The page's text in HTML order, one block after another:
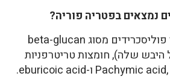
נמצאים בפטריה פוריה?
הפוריה מכילה בעיקר פוליסכרידים מסוג beta-glucan
היבש שלה), חומצות טריטרפניות